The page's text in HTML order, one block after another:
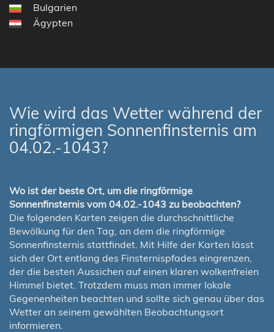
Bulgarien
Ägypten
Wie wird das Wetter während der
ringförmigen Sonnenfinsternis am
04.02.-1043?
Wo ist der beste Ort, um die ringförmige
Sonnenfinsternis vom 04.02.-1043 zu beobachten?
Die folgenden Karten zeigen die durchschnittliche
Bewölkung für den Tag, an dem die ringförmige
Sonnenfinsternis stattfindet. Mit Hilfe der Karten lässt
sich der Ort entlang des Finsternispfades eingrenzen,
der die besten Aussichen auf einen klaren wolkenfreien
Himmel bietet. Trotzdem muss man immer lokale
Gegenenheiten beachten und sollte sich genau über das
Wetter an seinem gewählten Beobachtungsort
informieren.